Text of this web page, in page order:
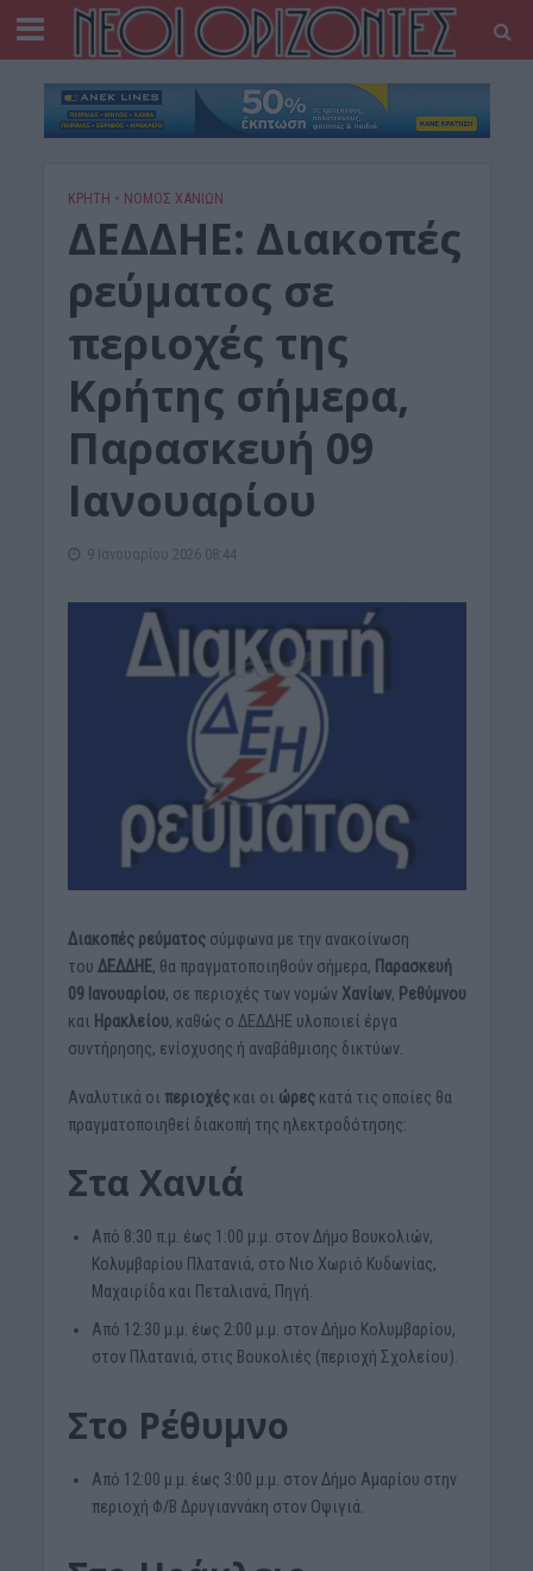
ΚΡΗΤΗ • ΝΟΜΌΣ ΧΑΝΊΩΝ
ΔΕΔΔΗΕ: Διακοπές
ρεύματος σε
περιοχές της
Κρήτης σήμερα,
Παρασκευή 09
Ιανουαρίου
9 Ιανουαρίου 2026 08:44
Διακοπές ρεύματοςσύμφωνα με την ανακοίνωση
του ΔΕΔΔΗΕ, θα πραγματοποιηθούν σήμερα, Παρασκευή
09 Ιανουαρίου, σε περιοχές των νομών Χανίων, Ρεθύμνου
και Ηρακλείου, καθώς ο ΔΕΔΔΗΕ υλοποιεί έργα
συντήρησης, ενίσχυσης ή αναβάθμισης δικτύων.
Αναλυτικά οι περιοχέςκαι οι ώρεςκατά τις οποίες θα
πραγματοποιηθεί διακοπή της ηλεκτροδότησης:
Στα Χανιά
Από 8:30 π.μ. έως 1:00 μ.μ. στον Δήμο Βουκολιών,
Κολυμβαρίου Πλατανιά, στο Νιο Χωριό Κυδωνίας,
Μαχαιρίδα και Πεταλιανά, Πηγή.
Από 12:30 μ.μ. έως 2:00 μ.μ. στον Δήμο Κολυμβαρίου,
στον Πλατανιά, στις Βουκολιές (περιοχή Σχολείου).
Στο Ρέθυμνο
Από 12:00 μ.μ. έως 3:00 μ.μ. στον Δήμο Αμαρίου στην
περιοχή Φ/Β Δρυγιαννάκη στον Οψιγιά.